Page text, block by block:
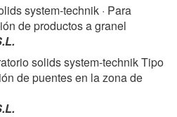
system-technik · Para
de productos a granel
solids system-technik Tipo
de puentes en la zona de